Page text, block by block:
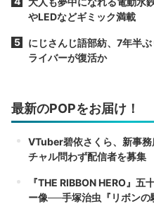
やLEDなどギミック満載
にじさんじ語部紡、7年半
ライバーが復活か
最新のPOPをお届け！
VTuber碧依さくら、新事
チャル問わず配信者を募集
『THE RIBBON HERO』
ー像──手塚治虫『リボンの